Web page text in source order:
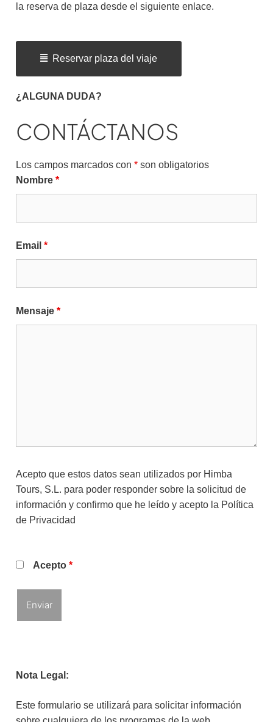
la reserva de plaza desde el siguiente enlace.
Reservar plaza del viaje
¿ALGUNA DUDA?
CONTÁCTANOS
Los campos marcados con * son obligatorios
Nombre *
Email *
Mensaje *
Acepto que estos datos sean utilizados por Himba
Tours, S.L. para poder responder sobre la solicitud de
información y confirmo que he leído y acepto la Política
de Privacidad
Acepto *
Nota Legal:
Este formulario se utilizará para solicitar información